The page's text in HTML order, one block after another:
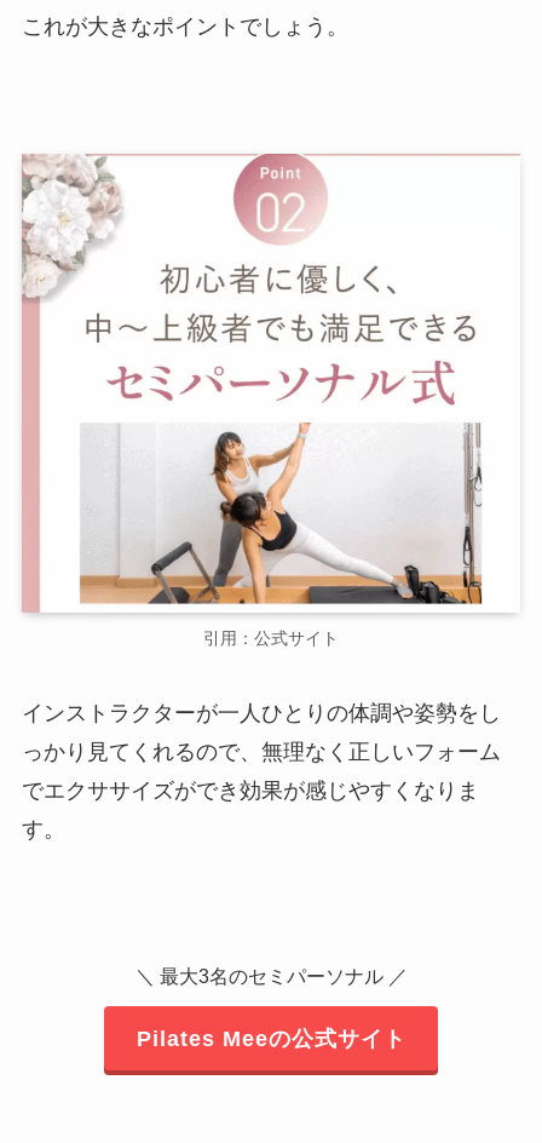
これが大きなポイントでしょう。
引用：公式サイト
インストラクターが一人ひとりの体調や姿勢をし
っかり見てくれるので、無理なく正しいフォーム
でエクササイズができ効果が感じやすくなりま
す。
＼ 最大3名のセミパーソナル ／
Pilates Meeの公式サイト